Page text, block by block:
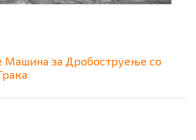
Машина за Дробоструење со